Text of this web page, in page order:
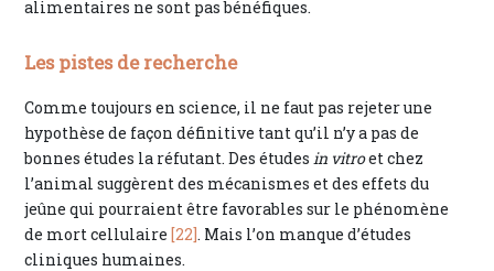
alimentaires ne sont pas bénéfiques.
Les pistes de recherche
Comme toujours en science, il ne faut pas rejeter une
hypothèse de façon définitive tant qu’il n’y a pas de
bonnes études la réfutant. Des études in vitroet chez
l’animal suggèrent des mécanismes et des effets du
jeûne qui pourraient être favorables sur le phénomène
de mort cellulaire[22]. Mais l’on manque d’études
cliniques humaines.